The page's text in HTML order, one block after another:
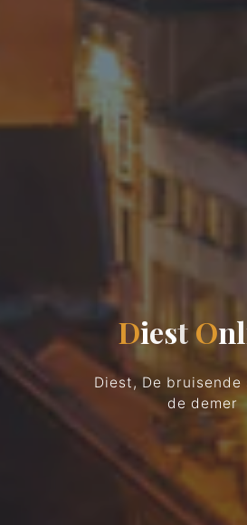
Diest Onl
Diest, De bruisende
de demer